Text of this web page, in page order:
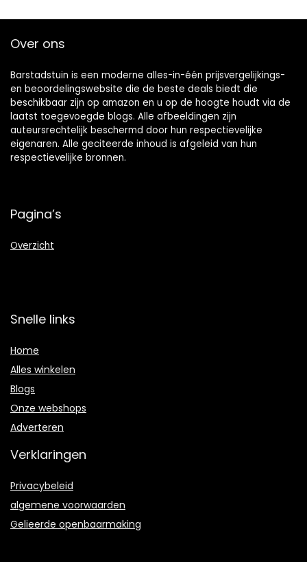
Over ons
Barstadstuin is een moderne alles-in-één prijsvergelijkings-
en beoordelingswebsite die de beste deals biedt die
beschikbaar zijn op amazon en u op de hoogte houdt via de
laatst toegevoegde blogs. Alle afbeeldingen zijn
auteursrechtelijk beschermd door hun respectievelijke
eigenaren. Alle geciteerde inhoud is afgeleid van hun
respectievelijke bronnen.
Pagina’s
Overzicht
Snelle links
Home
Alles winkelen
Blogs
Onze webshops
Adverteren
Verklaringen
Privacybeleid
algemene voorwaarden
Gelieerde openbaarmaking